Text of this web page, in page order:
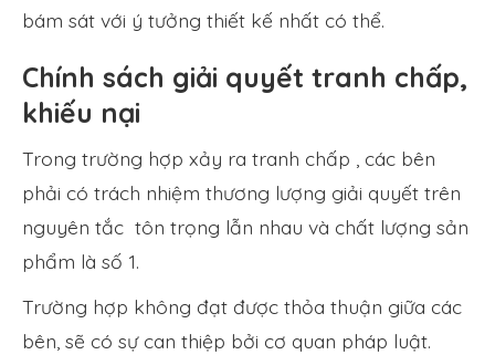
bám sát với ý tưởng thiết kế nhất có thể.
Chính sách giải quyết tranh chấp,
khiếu nại
Trong trường hợp xảy ra tranh chấp , các bên
phải có trách nhiệm thương lượng giải quyết trên
nguyên tắc tôn trọng lẫn nhau và chất lượng sản
phẩm là số 1.
Trường hợp không đạt được thỏa thuận giữa các
bên, sẽ có sự can thiệp bởi cơ quan pháp luật.